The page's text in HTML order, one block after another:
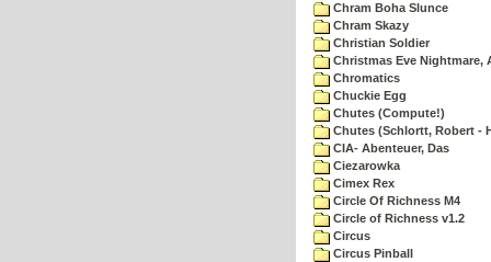
Chram Boha Slunce
Chram Skazy
Christian Soldier
Christmas Eve Nightmare,
Chromatics
Chuckie Egg
Chutes (Compute!)
Chutes (Schlortt, Robert -
CIA- Abenteuer, Das
Ciezarowka
Cimex Rex
Circle Of Richness M4
Circle of Richness v1.2
Circus
Circus Pinball